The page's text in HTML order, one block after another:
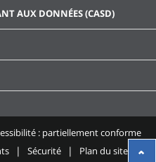
AUX DONNÉES (CASD)
: partiellement conforme
Sécurité Plan du site